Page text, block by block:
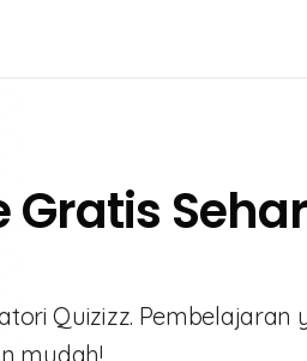
Quizizz. Pembelajaran
mudah!